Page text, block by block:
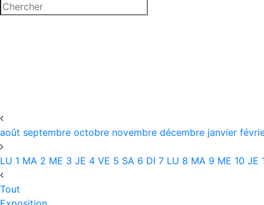
août septembre octobre novembre décembre janvier
LU 1 MA 2 ME 3 JE 4 VE 5 SA 6 DI 7 LU 8 MA 9 ME 10 JE
Tout